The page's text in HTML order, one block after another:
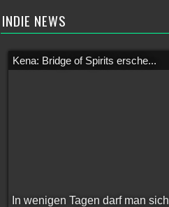
INDIE NEWS
Kena: Bridge of Spirits ersche...
In wenigen Tagen darf man sich